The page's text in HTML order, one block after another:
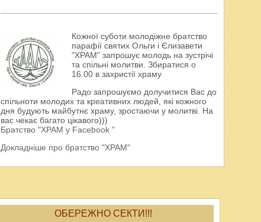
Кожної суботи молодіжне братство
парафії святих Ольги і Єлизавети
"ХРАМ" запрошує молодь на зустрічі
та спільні молитви. Збиратися о
16.00 в захристії храму
Радо запрошуємо долучитися Вас до
спільноти молодих та креативних людей, які кожного
дня будують майбутнє храму, зростаючи у молитві. На
вас чекає багато цікавого)))
Братство "ХРАМ у Facebook "
Докладніше про братство "ХРАМ"
ОБЕРЕЖНО СЕКТИ!!!